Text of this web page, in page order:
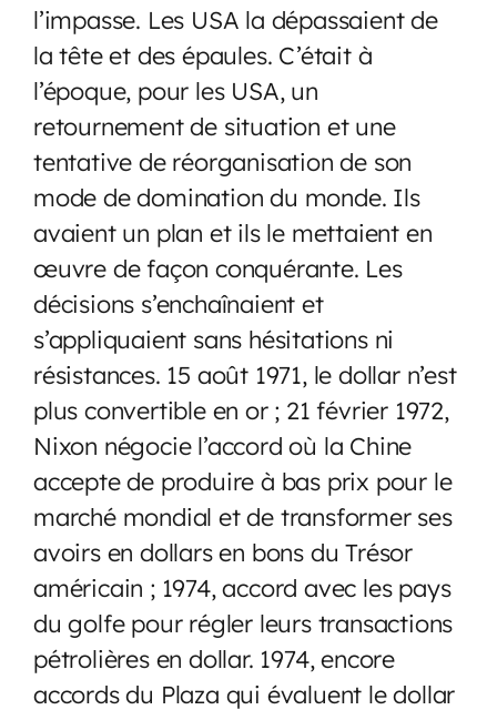
l’impasse. Les USA la dépassaient de
la tête et des épaules. C’était à
l’époque, pour les USA, un
retournement de situation et une
tentative de réorganisation de son
mode de domination du monde. Ils
avaient un plan et ils le mettaient en
œuvre de façon conquérante. Les
décisions s’enchaînaient et
s’appliquaient sans hésitations ni
résistances. 15 août 1971, le dollar n’est
plus convertible en or ; 21 février 1972,
Nixon négocie l’accord où la Chine
accepte de produire à bas prix pour le
marché mondial et de transformer ses
avoirs en dollars en bons du Trésor
américain ; 1974, accord avec les pays
du golfe pour régler leurs transactions
pétrolières en dollar. 1974, encore
accords du Plaza qui évaluent le dollar